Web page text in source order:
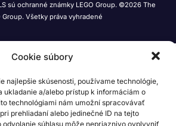
Cookie súbory
najlepšie skúsenosti, používame technológie,
ukladanie a/alebo prístup k informáciám o
technológiami nám umožní spracovávať
prehliadaní alebo jedinečné ID na tejto
odvolanie súhlasu môže nepriaznivo ovplyvniť
sú ochranné známky LEGO Group. ©2026 The
Group. Všetky práva vyhradené